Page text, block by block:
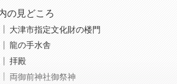
の見どころ
大津市指定文化財の楼門
龍の手水舎
拝殿
両御前神社御祭神